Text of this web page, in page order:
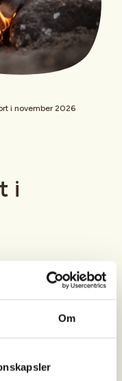
Om
i november 2026
i